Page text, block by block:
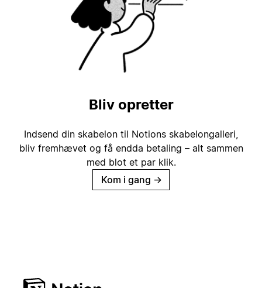
Bliv opretter
Indsend din skabelon til Notions skabelongalleri,
bliv fremhævet og få endda betaling – alt sammen
med blot et par klik.
Kom i gang →